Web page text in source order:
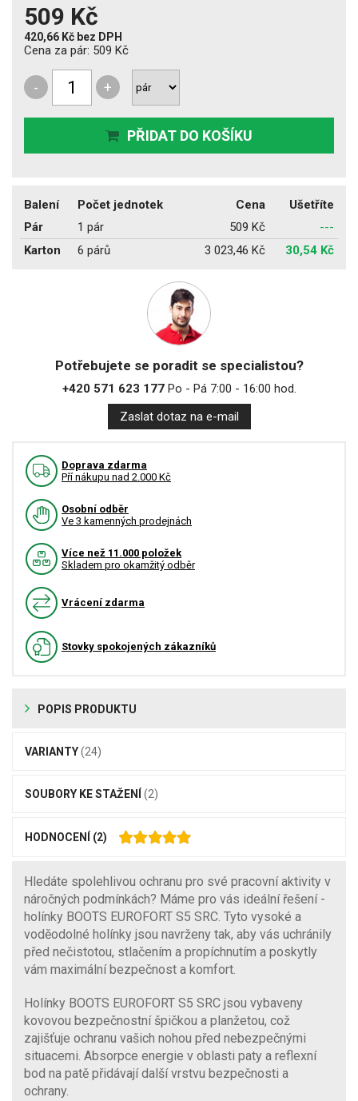
509 Kč
420,66 Kč bez DPH
Cena za pár: 509 Kč
- +
PŘIDAT DO KOŠÍKU
Balení Počet jednotek Cena
Ušetříte
Pár
1 pár 509 Kč
---
Karton
6 párů 3 023,46 Kč 30,54 Kč
Potřebujete se poradit se specialistou?
+420 571 623 177Po - Pá 7:00 - 16:00 hod.
Zaslat dotaz na e-mail
Doprava zdarma
Pří nákupu nad 2.000 Kč
Osobní odběr
Ve 3 kamenných prodejnách
Více než 11.000 položek
Skladem pro okamžitý odběr
Vrácení zdarma
Stovky spokojených zákazníků
POPIS PRODUKTU
VARIANTY(24)
SOUBORY KE STAŽENÍ (2)
HODNOCENÍ (2)
Hledáte spolehlivou ochranu pro své pracovní aktivity v
náročných podmínkách? Máme pro vás ideální řešení -
holínky BOOTS EUROFORT S5 SRC. Tyto vysoké a
voděodolné holínky jsou navrženy tak, aby vás uchránily
před nečistotou, stlačením a propíchnutím a poskytly
vám maximální bezpečnost a komfort.
Holínky BOOTS EUROFORT S5 SRC jsou vybaveny
kovovou bezpečnostní špičkou a planžetou, což
zajišťuje ochranu vašich nohou před nebezpečnými
situacemi. Absorpce energie v oblasti paty a reflexní
bod na patě přidávají další vrstvu bezpečnosti a
ochrany.